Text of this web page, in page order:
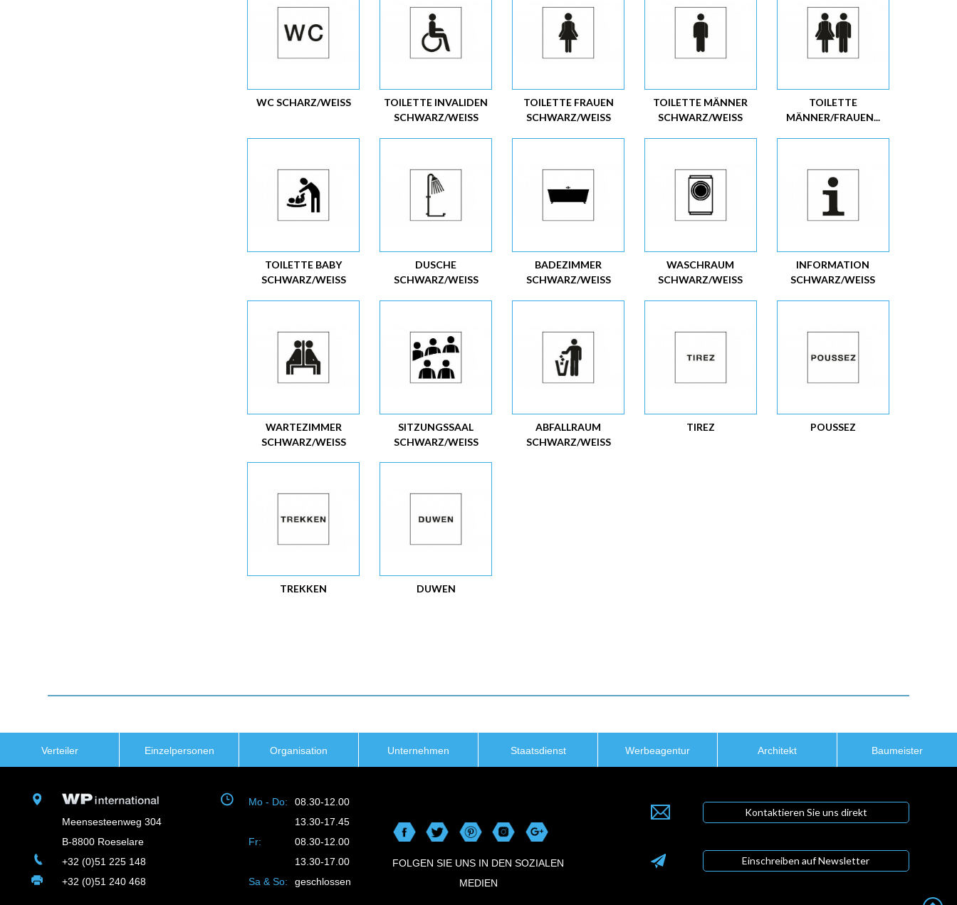
WC SCHARZ/WEISS
TOILETTE INVALIDEN
SCHWARZ/WEISS
TOILETTE FRAUEN
SCHWARZ/WEISS
TOILETTE MÄNNER
SCHWARZ/WEISS
TOILETTE
MÄNNER/FRAUEN...
TOILETTE BABY
SCHWARZ/WEISS
DUSCHE
SCHWARZ/WEISS
BADEZIMMER
SCHWARZ/WEISS
WASCHRAUM
SCHWARZ/WEISS
INFORMATION
SCHWARZ/WEISS
WARTEZIMMER
SCHWARZ/WEISS
SITZUNGSSAAL
SCHWARZ/WEISS
ABFALLRAUM
SCHWARZ/WEISS
TIREZ POUSSEZ
TREKKEN DUWEN
Verteiler Einzelpersonen Organisation Unternehmen Staatsdienst Werbeagentur Architekt Baumeister
Meensesteenweg 304
B-8800 Roeselare
+32 (0)51 225 148
+32 (0)51 240 468
Mo - Do:
08.30-12.00
13.30-17.45
Fr:
08.30-12.00
13.30-17.00
Sa & So:
geschlossen
FOLGEN SIE UNS IN DEN SOZIALEN
MEDIEN
Kontaktieren Sie uns direkt
Einschreiben auf Newsletter